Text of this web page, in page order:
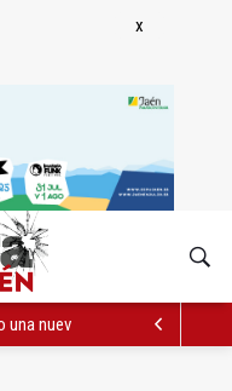
nueva jornada de Orgullo